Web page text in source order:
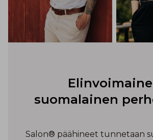
suomalainen
Salon® päähineet tunnetaan